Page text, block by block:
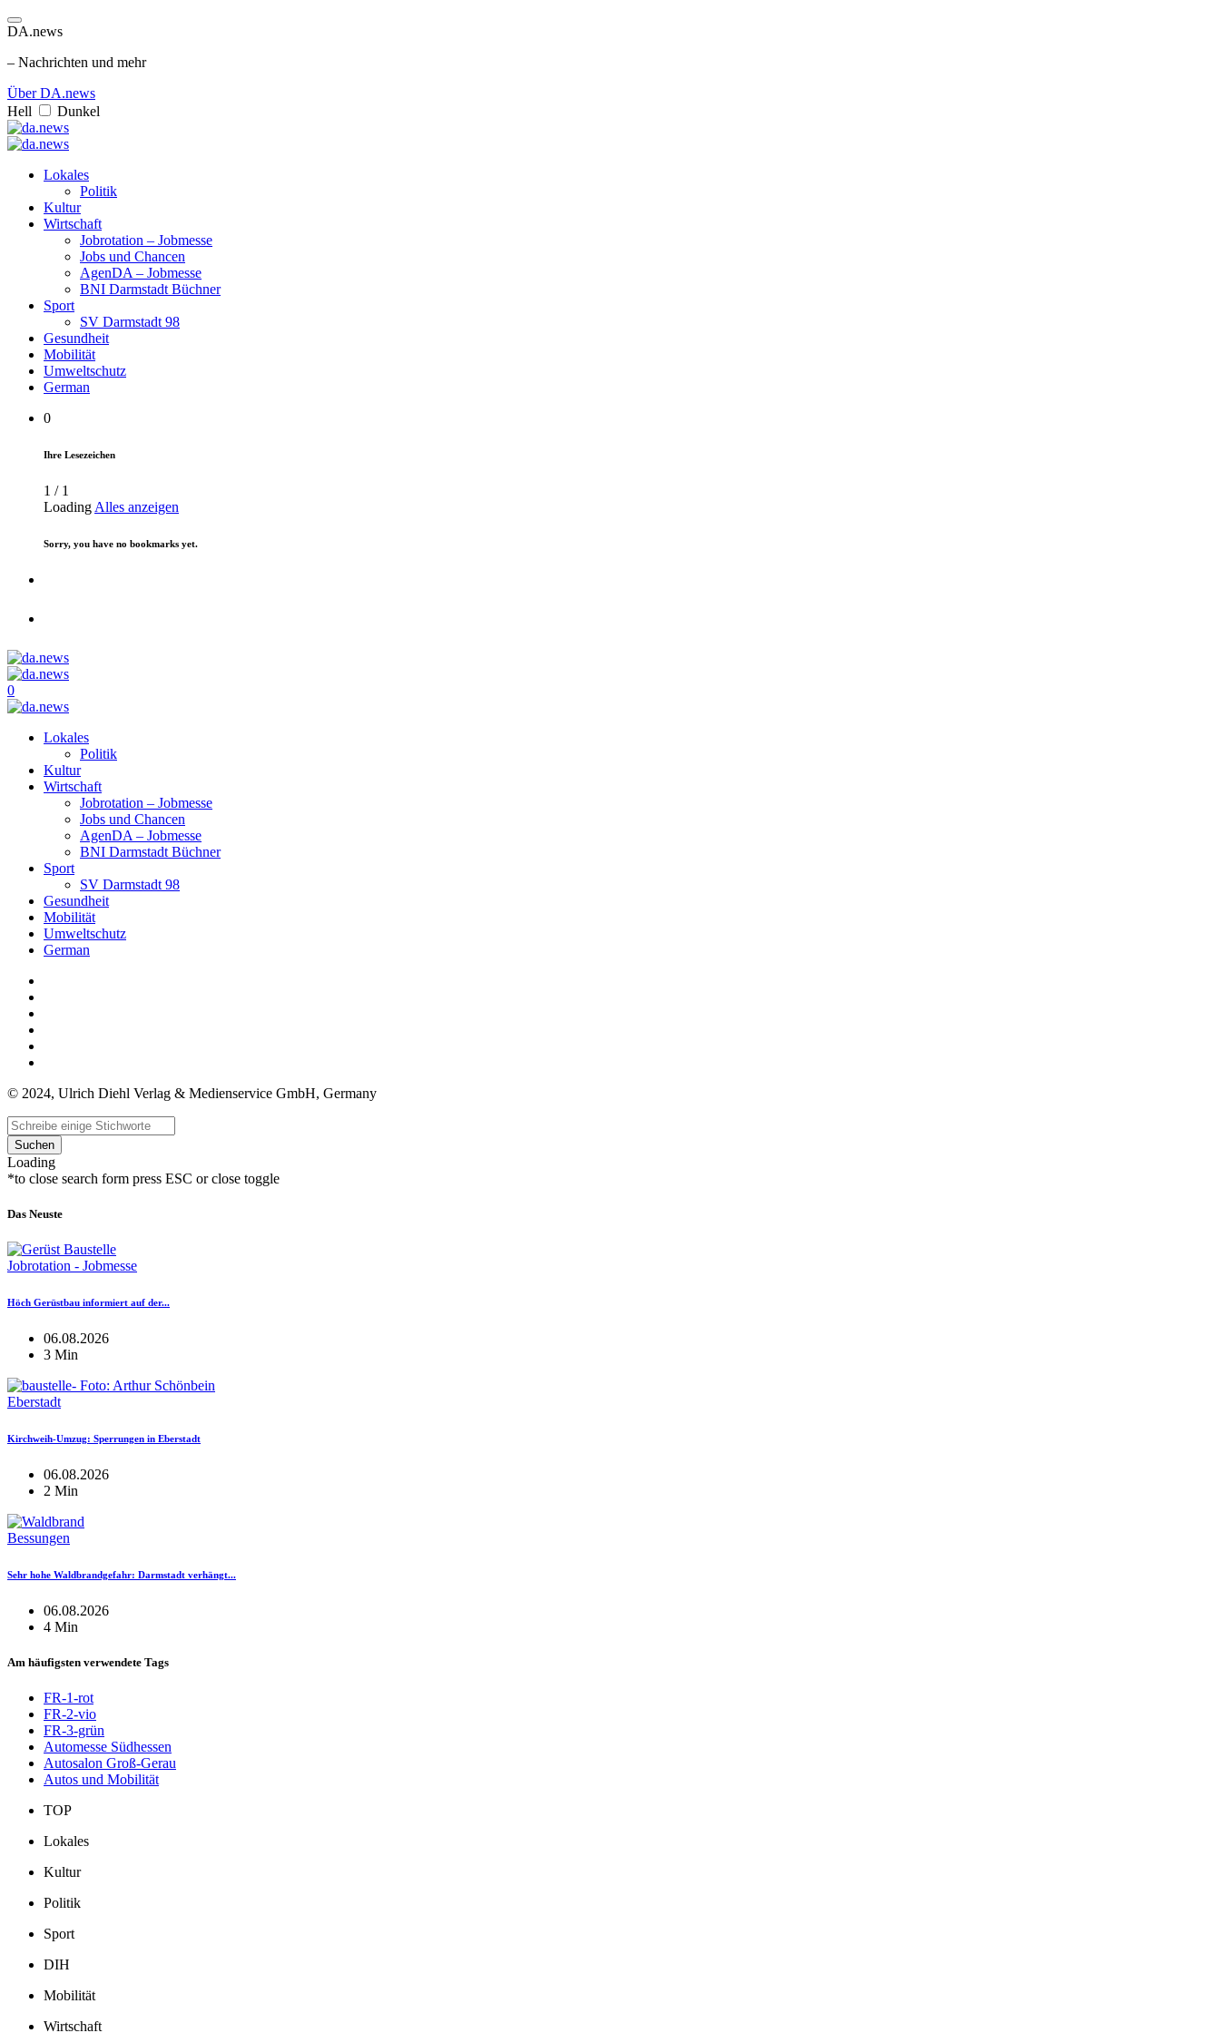
DA.news
– Nachrichten und mehr
Über DA.news
Hell
Dunkel
Lokales
Politik
Kultur
Wirtschaft
Jobrotation – Jobmesse
Jobs und Chancen
AgenDA – Jobmesse
BNI Darmstadt Büchner
Sport
SV Darmstadt 98
Gesundheit
Mobilität
Umweltschutz
German
0
Ihre Lesezeichen
1 / 1
Loading Alles anzeigen
Sorry, you have no bookmarks yet.
0
Lokales
Politik
Kultur
Wirtschaft
Jobrotation – Jobmesse
Jobs und Chancen
AgenDA – Jobmesse
BNI Darmstadt Büchner
Sport
SV Darmstadt 98
Gesundheit
Mobilität
Umweltschutz
German
© 2024, Ulrich Diehl Verlag & Medienservice GmbH, Germany
Suchen
Loading
*to close search form press ESC or close toggle
Das Neuste
Jobrotation - Jobmesse
Höch Gerüstbau informiert auf der...
06.08.2026
3 Min
Eberstadt
Kirchweih-Umzug: Sperrungen in Eberstadt
06.08.2026
2 Min
Bessungen
Sehr hohe Waldbrandgefahr: Darmstadt verhängt...
06.08.2026
4 Min
Am häufigsten verwendete Tags
FR-1-rot
FR-2-vio
FR-3-grün
Automesse Südhessen
Autosalon Groß-Gerau
Autos und Mobilität
TOP
Lokales
Kultur
Politik
Sport
DIH
Mobilität
Wirtschaft